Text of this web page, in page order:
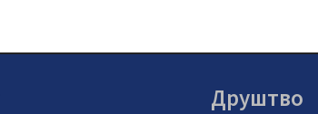
Друштво